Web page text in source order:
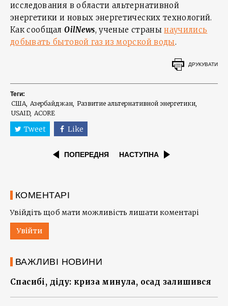
исследования в области альтернативной
энергетики и новых энергетических технологий.
Как сообщалOilNews, ученые странынаучились
добывать бытовой газ из морской воды.
ДРУКУВАТИ
Теги:
США Азербайджан Развитие альтернативной энергетики
USAID ACORE
Tweet Like
ПОПЕРЕДНЯ НАСТУПНА
КОМЕНТАРІ
Увійдіть щоб мати можливість лишати коментарі
Увійти
ВАЖЛИВІ НОВИНИ
Спасибі, діду: криза минула, осад залишився